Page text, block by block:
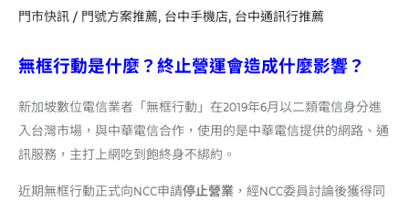
門市快訊 / 門號方案推薦, 台中手機店, 台中通訊行推薦
無框行動是什麼？終止營運會造成什麼影響？
新加坡數位電信業者「無框行動」在2019年6月以二類電信身分進
入台灣市場，與中華電信合作，使用的是中華電信提供的網路、通
訊服務，主打上網吃到飽終身不綁約。
近期無框行動正式向NCC申請停止營業 ，經NCC委員討論後獲得同